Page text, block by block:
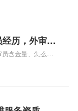
历，外审员
含金量、怎么才
的外审员、我